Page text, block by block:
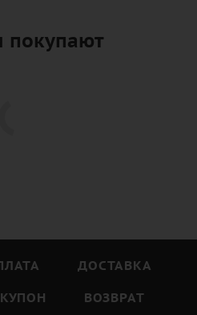
покупают
ДОСТАВКА
КУПОН
ВОЗВРАТ